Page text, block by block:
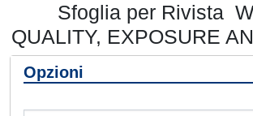
Sfoglia per Rivista
QUALITY, EXPOSURE
Opzioni